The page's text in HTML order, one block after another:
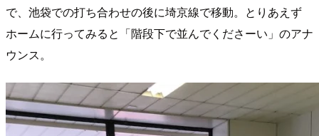
で、池袋での打ち合わせの後に埼京線で移動。とりあえず
ホームに行ってみると「階段下で並んでくださーい」のアナ
ウンス。